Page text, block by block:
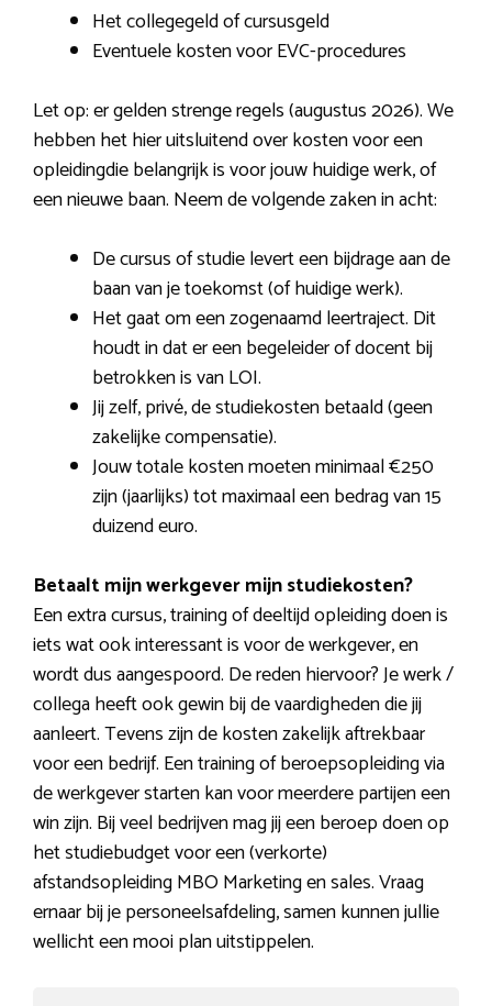
Het collegegeld of cursusgeld
Eventuele kosten voor EVC-procedures
Let op: er gelden strenge regels (augustus 2026). We
hebben het hier uitsluitend over kosten voor een
opleidingdie belangrijk is voor jouw huidige werk, of
een nieuwe baan. Neem de volgende zaken in acht:
De cursus of studie levert een bijdrage aan de
baan van je toekomst (of huidige werk).
Het gaat om een zogenaamd leertraject. Dit
houdt in dat er een begeleider of docent bij
betrokken is van LOI.
Jij zelf, privé, de studiekosten betaald (geen
zakelijke compensatie).
Jouw totale kosten moeten minimaal €250
zijn (jaarlijks) tot maximaal een bedrag van 15
duizend euro.
Betaalt mijn werkgever mijn studiekosten?
Een extra cursus, training of deeltijd opleiding doen is
iets wat ook interessant is voor de werkgever, en
wordt dus aangespoord. De reden hiervoor? Je werk /
collega heeft ook gewin bij de vaardigheden die jij
aanleert. Tevens zijn de kosten zakelijk aftrekbaar
voor een bedrijf. Een training of beroepsopleiding via
de werkgever starten kan voor meerdere partijen een
win zijn. Bij veel bedrijven mag jij een beroep doen op
het studiebudget voor een (verkorte)
afstandsopleiding MBO Marketing en sales. Vraag
ernaar bij je personeelsafdeling, samen kunnen jullie
wellicht een mooi plan uitstippelen.